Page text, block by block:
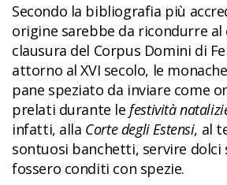
Secondo la bibliografia più
origine sarebbe da ricondurre al
clausura del Corpus Domini di
attorno al XVI secolo, le
pane speziato da inviare come
prelati durante le festività
infatti, alla Corte degli Estensi, al
sontuosi banchetti, servire dolci
fossero conditi con spezie.